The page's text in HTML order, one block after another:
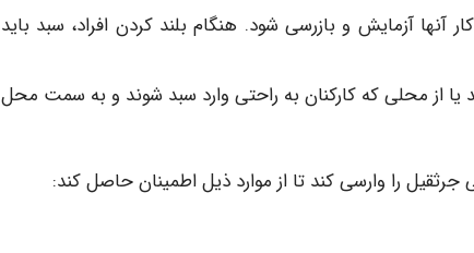
آنها آزمایش و بازرسی شود. هنگام بلند کردن افراد، سبد باید
یا از محلی که کارکنان به راحتی وارد سبد شوند و به سمت محل
جرثقیل را وارسی کند تا از موارد ذیل اطمینان حاصل کند: